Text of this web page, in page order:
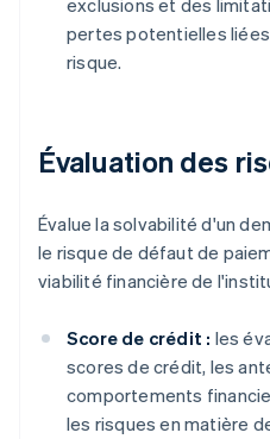
exclusions et des
pertes potentielles
risque.
Évaluation des
Évalue la solvabilité d'un
le risque de défaut de
viabilité financière de
Score de crédit : les
scores de crédit, les
comportements
les risques en matière